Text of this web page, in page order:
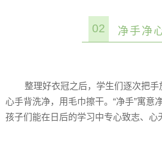
02 净手净
整理好衣冠之后，学生们逐次把手
心手背洗净，用毛巾擦干。“净手”寓意
孩子们能在日后的学习中专心致志、心